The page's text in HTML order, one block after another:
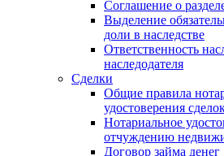
Соглашение о
Выделение
доли в наследстве
Ответственность
наследодателя
Сделки
Общие правила
удостоверения
Нотариальное
отчуждению
Договор займа денег